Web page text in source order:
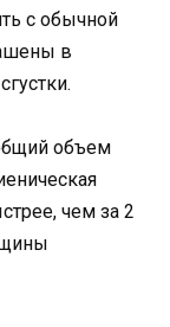
с обычной
в
объем
чем за 2